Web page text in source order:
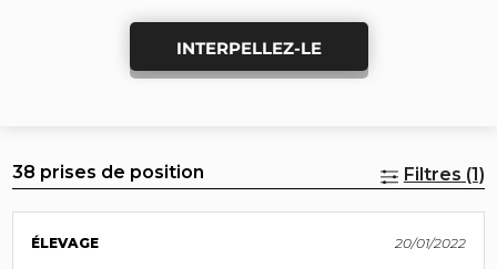
INTERPELLEZ-LE
38 prises de position Filtres (1)
ÉLEVAGE 20/01/2022